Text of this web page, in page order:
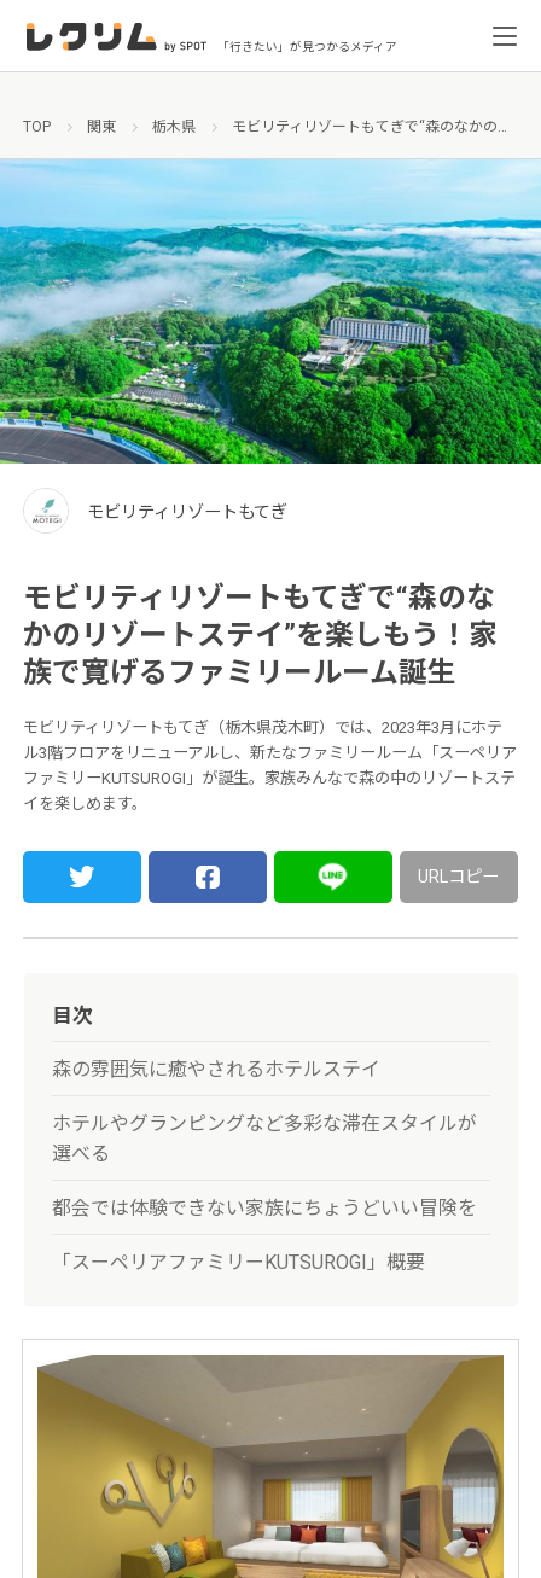
「行きたい」が見つかるメディア
TOP 関東 栃木県 モビリティリゾートもてぎで“森のなかのリゾートステイ”を楽しもう！家族で寛げるファミリールーム誕生
モビリティリゾートもてぎ
モビリティリゾートもてぎで“森のな
かのリゾートステイ”を楽しもう！家
族で寛げるファミリールーム誕生
モビリティリゾートもてぎ（栃木県茂木町）では、2023年3月にホテ
ル3階フロアをリニューアルし、新たなファミリールーム「スーペリア
ファミリーKUTSUROGI」が誕生。家族みんなで森の中のリゾートステ
イを楽しめます。
URLコピー
目次
森の雰囲気に癒やされるホテルステイ
ホテルやグランピングなど多彩な滞在スタイルが
選べる
都会では体験できない家族にちょうどいい冒険を
「スーペリアファミリーKUTSUROGI」概要